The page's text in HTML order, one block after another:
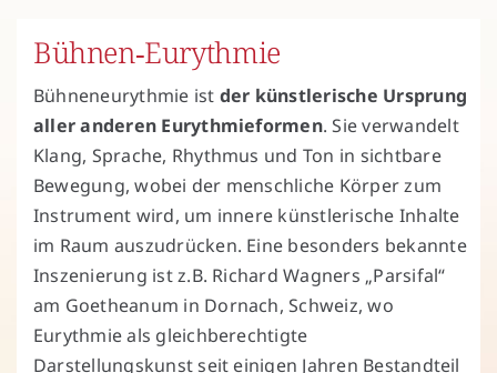
Bühnen‑Eurythmie
Bühneneurythmie ist der künstlerische Ursprung
aller anderen Eurythmieformen. Sie verwandelt
Klang, Sprache, Rhythmus und Ton in sichtbare
Bewegung, wobei der menschliche Körper zum
Instrument wird, um innere künstlerische Inhalte
im Raum auszudrücken. Eine besonders bekannte
Inszenierung ist z.B. Richard Wagners „Parsifal“
am Goetheanum in Dornach, Schweiz, wo
Eurythmie als gleichberechtigte
Darstellungskunst seit einigen Jahren Bestandteil